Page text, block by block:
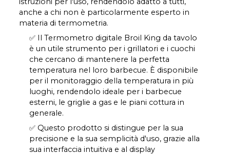
anche a chi non è particolarmente esperto in
materia di termometria.
✅ Il Termometro digitale Broil King da tavolo
è un utile strumento per i grillatori e i cuochi
che cercano di mantenere la perfetta
temperatura nel loro barbecue. È disponibile
per il monitoraggio della temperatura in più
luoghi, rendendolo ideale per i barbecue
esterni, le griglie a gas e le piani cottura in
generale.
✅ Questo prodotto si distingue per la sua
precisione e la sua semplicità d'uso, grazie alla
sua interfaccia intuitiva e al display